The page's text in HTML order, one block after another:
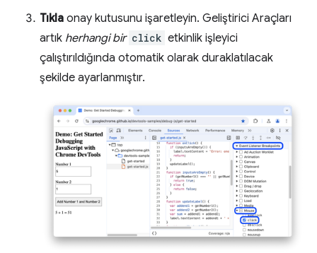
Tıkla onay kutusunu işaretleyin. Geliştirici Araçları
artık herhangi bir click etkinlik işleyici
çalıştırıldığında otomatik olarak duraklatılacak
şekilde ayarlanmıştır.